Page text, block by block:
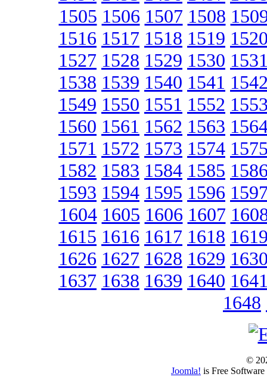
1505 1506 1507 1508
1516 1517 1518 1519
1527 1528 1529 1530
1538 1539 1540 1541
1549 1550 1551 1552
1560 1561 1562 1563
1571 1572 1573 1574
1582 1583 1584 1585
1593 1594 1595 1596
1604 1605 1606 1607
1615 1616 1617 1618
1626 1627 1628 1629
1637 1638 1639 1640
1648
©
Joomla! is Free